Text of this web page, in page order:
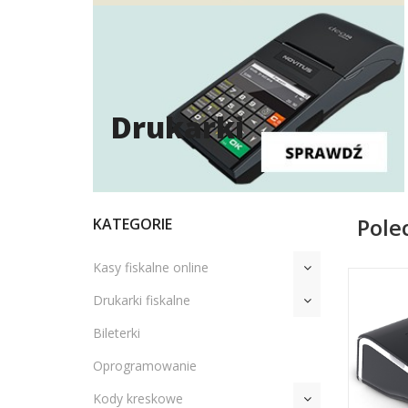
Drukarki
KATEGORIE
Kasy fiskalne online
Drukarki fiskalne
Bileterki
Oprogramowanie
Kody kreskowe